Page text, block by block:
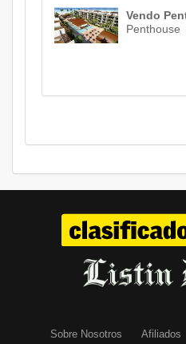
Penthouse
Sobre Nosotros Afiliados